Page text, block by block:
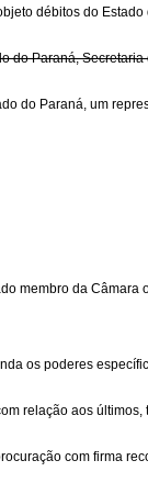
débitos do
do Paraná,
do Paraná, um
membro da Câmara
os poderes
relação aos
com firma